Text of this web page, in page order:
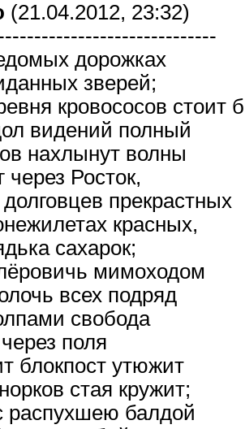
(21.04.2012, 23:32)
дорожках
зверей;
кровососов стоит
видений полный
нахлынут волны
Росток,
прекрастных
красных,
сахарок;
мимоходом
всех подряд
свобода
поля
блокпост утюжит
стая кружит;
распухшею балдой